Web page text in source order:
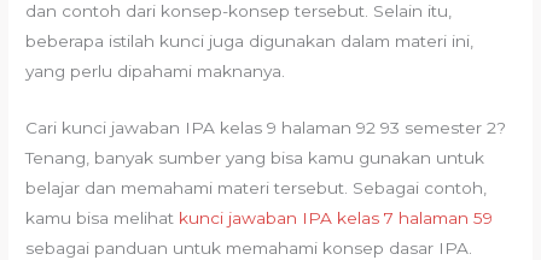
dan contoh dari konsep-konsep tersebut. Selain itu,
beberapa istilah kunci juga digunakan dalam materi ini,
yang perlu dipahami maknanya.
Cari kunci jawaban IPA kelas 9 halaman 92 93 semester 2?
Tenang, banyak sumber yang bisa kamu gunakan untuk
belajar dan memahami materi tersebut. Sebagai contoh,
kamu bisa melihat kunci jawaban IPA kelas 7 halaman 59
sebagai panduan untuk memahami konsep dasar IPA.